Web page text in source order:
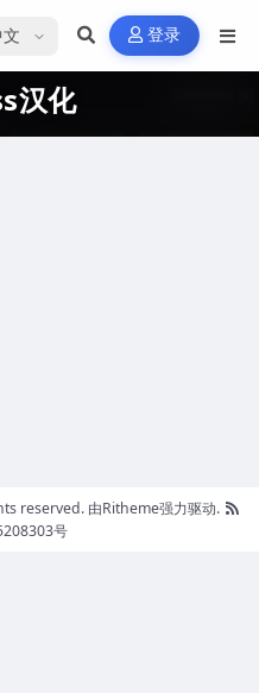
登录
汉化
reserved. 由Ritheme强力驱动.
号